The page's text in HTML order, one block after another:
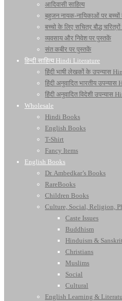
आदिवासी साहित्य
बहुजन नायक-नायिकाओं पर
बच्चो के लिए सचित्र बौद्ध
व्यवसाय और निवेश पर पुस्तकें
संत कबीर पर पुस्तकें
हिन्दी साहित्य Hindi Literature
हिंदी भाषी लेखकों के उपन्यास
हिंदी अनुवादित भारतीय
हिंदी अनुवादित विदेशी
Wholesale
Hindi Books
English Books
T-Shirt
Fancy Items
English Books
Dr. Ambedkar’s Books
RareBooks
Children Books
Culture, Social, Religion,
Caste Issues
Buddhism
Hinduism & Sanskrit
Christians
Muslims
Social
Cultural
English Learning &